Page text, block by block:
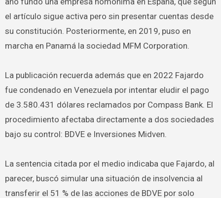
el artículo sigue activa pero sin presentar cuentas desde
su constitución. Posteriormente, en 2019, puso en
marcha en Panamá la sociedad MFM Corporation.
La publicación recuerda además que en 2022 Fajardo
fue condenado en Venezuela por intentar eludir el pago
de 3.580.431 dólares reclamados por Compass Bank. El
procedimiento afectaba directamente a dos sociedades
bajo su control: BDVE e Inversiones Midven.
La sentencia citada por el medio indicaba que Fajardo, al
parecer, buscó simular una situación de insolvencia al
transferir el 51 % de las acciones de BDVE por solo